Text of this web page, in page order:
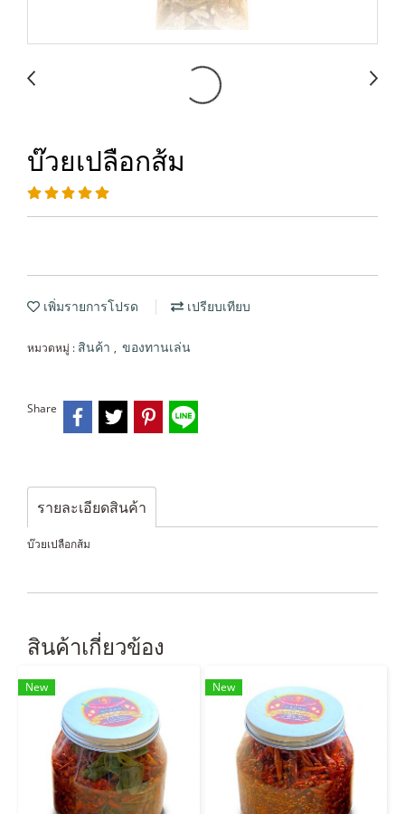
บ๊วยเปลือกส้ม
เพิ่มรายการโปรด เปรียบเทียบ
หมวดหมู่ : สินค้า , ของทานเล่น
Share
รายละเอียดสินค้า
บ๊วยเปลือกส้ม
สินค้าเกี่ยวข้อง
New New